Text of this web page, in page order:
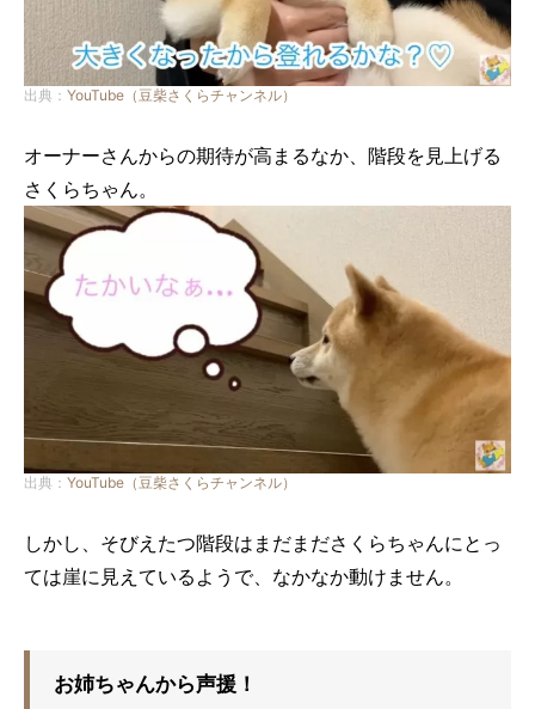
出典： YouTube（豆柴さくらチャンネル）
オーナーさんからの期待が高まるなか、階段を見上げる
さくらちゃん。
出典： YouTube（豆柴さくらチャンネル）
しかし、そびえたつ階段はまだまださくらちゃんにとっ
ては崖に見えているようで、なかなか動けません。
お姉ちゃんから声援！